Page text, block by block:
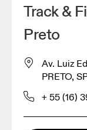
Track &
Preto
Av. Luiz
PRETO,
+ 55 (16)